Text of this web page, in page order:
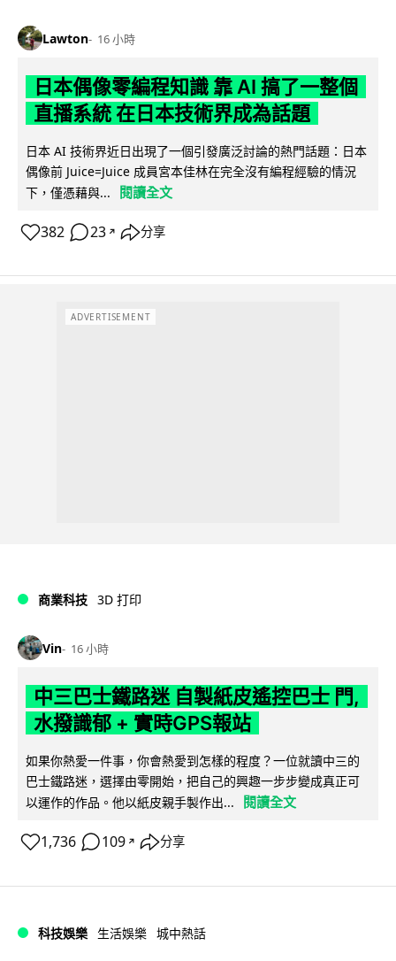
Lawton 16 小時
日本偶像零編程知識 靠 AI 搞了一整個
直播系統 在日本技術界成為話題
日本 AI 技術界近日出現了一個引發廣泛討論的熱門話題：日本
偶像前 Juice=Juice 成員宮本佳林在完全沒有編程經驗的情況
下，僅憑藉與...
閱讀全文
382 23 ↗ 分享
ADVERTISEMENT
商業科技 3D 打印
Vin 16 小時
中三巴士鐵路迷 自製紙皮遙控巴士 門,
水撥識郁 + 實時GPS報站
如果你熱愛一件事，你會熱愛到怎樣的程度？一位就讀中三的
巴士鐵路迷，選擇由零開始，把自己的興趣一步步變成真正可
以運作的作品。他以紙皮親手製作出...
閱讀全文
1,736 109 ↗ 分享
科技娛樂 生活娛樂 城中熱話